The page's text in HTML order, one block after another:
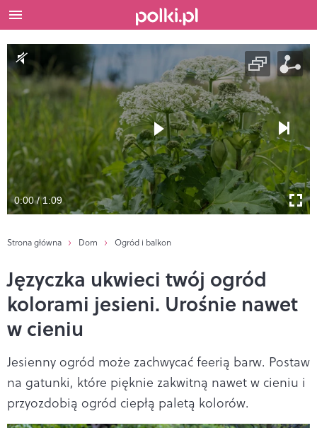
0:00 / 1:09
Strona główna Dom Ogród i balkon
Języczka ukwieci twój ogród
kolorami jesieni. Urośnie nawet
w cieniu
Jesienny ogród może zachwycać feerią barw. Postaw
na gatunki, które pięknie zakwitną nawet w cieniu i
przyozdobią ogród ciepłą paletą kolorów.